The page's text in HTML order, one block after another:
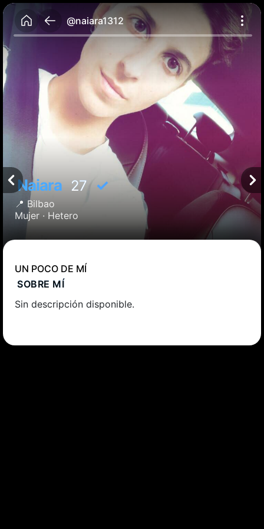
@naiara1312
Naiara 27✓
📍 Bilbao
Mujer · Hetero
UN POCO DE MÍ
SOBRE MÍ
Sin descripción disponible.